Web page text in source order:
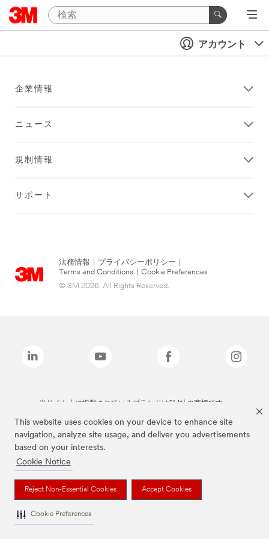
This website uses cookies on your device to enhance site
navigation, analyze site usage, and deliver you advertisements
based on your interests.
Cookie Notice
Reject Non-Essential Cookies Accept Cookies
Cookie Preferences
アカウント
企業情報
ニュース
規制情報
サポート
法務情報 プライバシーポリシー
Terms and Conditions
Cookie Preferences
© 3M 2026. All Rights Reserved.
当サイト上に掲載されているブランドは3M社の商標です。